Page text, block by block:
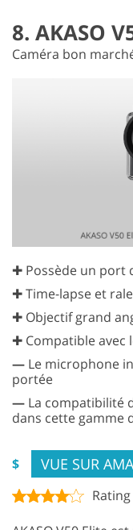
8. AKASO
Caméra bon
✚ Possède un port
✚ Time-lapse et
✚ Objectif grand
✚ Compatible avec
— Le microphone
portée
— La compatibilité
dans cette gamme
$ VUE SUR
Rating